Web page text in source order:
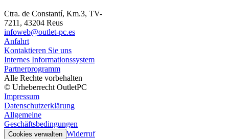
Ctra. de Constantí, Km.3, TV-
7211, 43204 Reus
infoweb@outlet-pc.es
Anfahrt
Kontaktieren Sie uns
Internes Informationssystem
Partnerprogramm
Alle Rechte vorbehalten
© Urheberrecht OutletPC
Impressum
Datenschutzerklärung
Allgemeine
Geschäftsbedingungen
Cookies verwalten Widerruf